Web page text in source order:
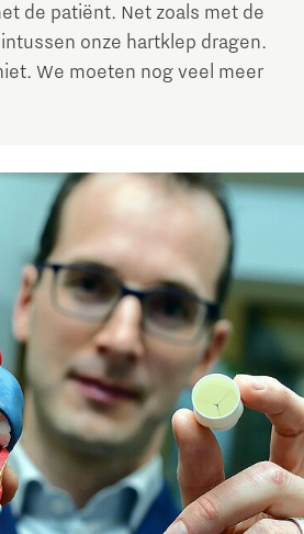
de patiënt. Net zoals met de
onze hartklep dragen.
We moeten nog veel meer